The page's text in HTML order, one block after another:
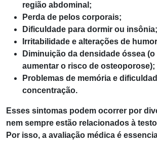
região abdominal;
Perda de pelos corporais;
Dificuldade para dormir ou insônia;
Irritabilidade e alterações de
Diminuição da densidade óssea
aumentar o risco de osteoporose);
Problemas de memória e
concentração.
Esses sintomas podem ocorrer por
nem sempre estão relacionados à
Por isso, a avaliação médica é